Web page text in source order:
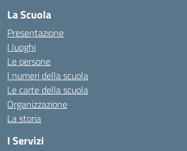
La Scuola
Presentazione
I luoghi
Le persone
I numeri della scuola
Le carte della scuola
Organizzazione
La storia
I Servizi